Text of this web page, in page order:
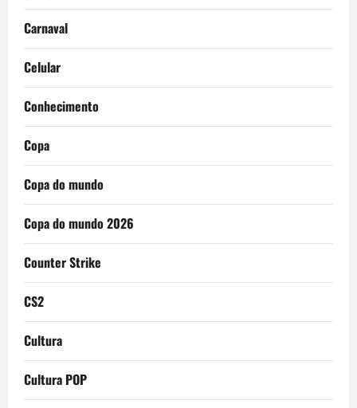
Carnaval
Celular
Conhecimento
Copa
Copa do mundo
Copa do mundo 2026
Counter Strike
CS2
Cultura
Cultura POP